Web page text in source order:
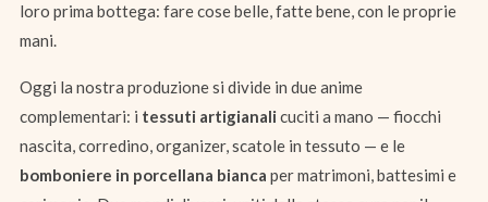
loro prima bottega: fare cose belle, fatte bene, con le proprie
mani.
Oggi la nostra produzione si divide in due anime
complementari: i tessuti artigianali cuciti a mano — fiocchi
nascita, corredino, organizer, scatole in tessuto — e le
bomboniere in porcellana bianca per matrimoni, battesimi e